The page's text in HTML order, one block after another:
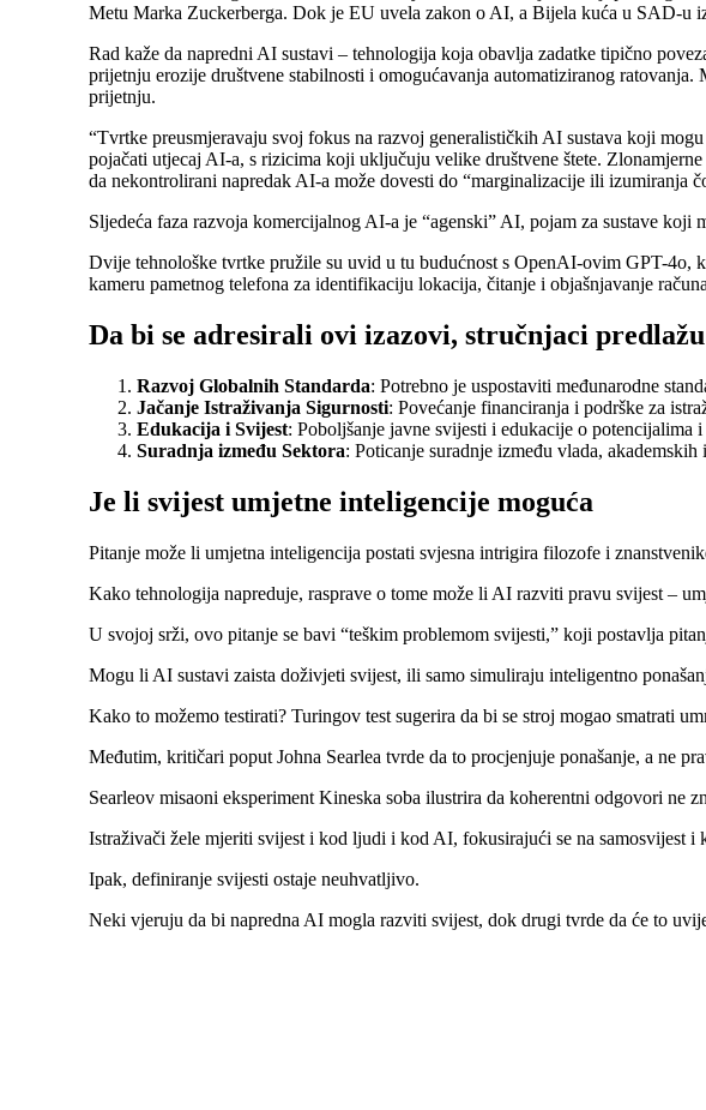
Metu Marka Zuckerberga. Dok je EU uvela zakon o AI, a Bijela kuća u SAD-u
Rad kaže da napredni AI sustavi – tehnologija koja obavlja zadatke tipično
prijetnju erozije društvene stabilnosti i omogućavanja automatiziranog
prijetnju.
“Tvrtke preusmjeravaju svoj fokus na razvoj generalističkih AI sustava koji
pojačati utjecaj AI-a, s rizicima koji uključuju velike društvene štete.
da nekontrolirani napredak AI-a može dovesti do “marginalizacije ili izumiranja
Sljedeća faza razvoja komercijalnog AI-a je “agenski” AI, pojam za sustave
Dvije tehnološke tvrtke pružile su uvid u tu budućnost s OpenAI-ovim GPT-
kameru pametnog telefona za identifikaciju lokacija, čitanje i objašnjavanje
Da bi se adresirali ovi izazovi, stručnjaci
Razvoj Globalnih Standarda: Potrebno je uspostaviti međunarodne
Jačanje Istraživanja Sigurnosti: Povećanje financiranja i podrške za
Edukacija i Svijest: Poboljšanje javne svijesti i edukacije o
Suradnja između Sektora: Poticanje suradnje između vlada,
Je li svijest umjetne inteligencije moguća
Pitanje može li umjetna inteligencija postati svjesna intrigira filozofe i
Kako tehnologija napreduje, rasprave o tome može li AI razviti pravu svijest –
U svojoj srži, ovo pitanje se bavi “teškim problemom svijesti,” koji postavlja
Mogu li AI sustavi zaista doživjeti svijest, ili samo simuliraju inteligentno
Kako to možemo testirati? Turingov test sugerira da bi se stroj mogao smatrati
Međutim, kritičari poput Johna Searlea tvrde da to procjenjuje ponašanje, a ne
Searleov misaoni eksperiment Kineska soba ilustrira da koherentni odgovori ne
Istraživači žele mjeriti svijest i kod ljudi i kod AI, fokusirajući se na samosvijest i
Ipak, definiranje svijesti ostaje neuhvatljivo.
Neki vjeruju da bi napredna AI mogla razviti svijest, dok drugi tvrde da će to